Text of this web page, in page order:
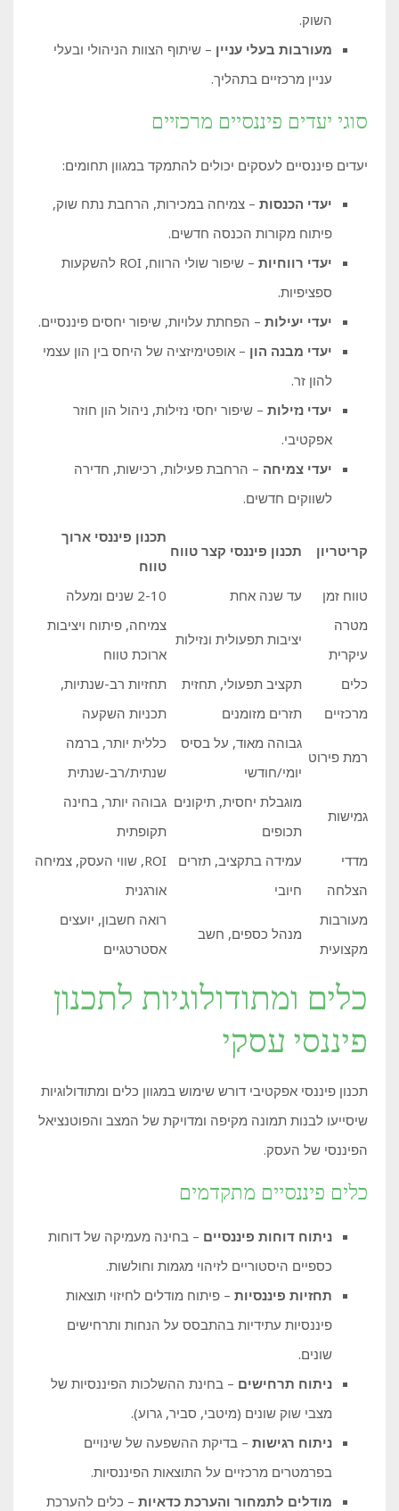
השוק.
מעורבות בעלי עניין – שיתוף הצוות הניהולי ובעלי
עניין מרכזיים בתהליך.
סוגי יעדים פיננסיים מרכזיים
יעדים פיננסיים לעסקים יכולים להתמקד במגוון תחומים:
יעדי הכנסות – צמיחה במכירות, הרחבת נתח שוק,
פיתוח מקורות הכנסה חדשים.
יעדי רווחיות
– שיפור שולי הרווח, ROI להשקעות
ספציפיות.
יעדי יעילות – הפחתת עלויות, שיפור יחסים פיננסיים.
יעדי מבנה הון – אופטימיזציה של היחס בין הון עצמי
להון זר.
יעדי נזילות – שיפור יחסי נזילות, ניהול הון חוזר
אפקטיבי.
יעדי צמיחה – הרחבת פעילות, רכישות, חדירה
לשווקים חדשים.
קריטריון תכנון פיננסי קצר טווח
תכנון פיננסי ארוך
טווח
טווח זמן
עד שנה אחת
2-10 שנים ומעלה
מטרה
עיקרית
יציבות תפעולית ונזילות
צמיחה, פיתוח ויציבות
ארוכת טווח
כלים
מרכזיים
תקציב תפעולי, תחזית
תזרים מזומנים
תחזיות רב-שנתיות,
תכניות השקעה
רמת פירוט
גבוהה מאוד, על בסיס
יומי/חודשי
כללית יותר, ברמה
שנתית/רב-שנתית
גמישות
מוגבלת יחסית, תיקונים
תכופים
גבוהה יותר, בחינה
תקופתית
מדדי
הצלחה
עמידה בתקציב, תזרים
חיובי
ROI, שווי העסק, צמיחה
אורגנית
מעורבות
מקצועית
מנהל כספים, חשב
רואה חשבון, יועצים
אסטרטגיים
כלים ומתודולוגיות לתכנון
פיננסי עסקי
תכנון פיננסי אפקטיבי דורש שימוש במגוון כלים ומתודולוגיות
שיסייעו לבנות תמונה מקיפה ומדויקת של המצב והפוטנציאל
הפיננסי של העסק.
כלים פיננסיים מתקדמים
ניתוח דוחות פיננסיים – בחינה מעמיקה של דוחות
כספיים היסטוריים לזיהוי מגמות וחולשות.
תחזיות פיננסיות – פיתוח מודלים לחיזוי תוצאות
פיננסיות עתידיות בהתבסס על הנחות ותרחישים
שונים.
ניתוח תרחישים – בחינת ההשלכות הפיננסיות של
מצבי שוק שונים (מיטבי, סביר, גרוע).
ניתוח רגישות – בדיקת ההשפעה של שינויים
בפרמטרים מרכזיים על התוצאות הפיננסיות.
מודלים לתמחור והערכת כדאיות – כלים להערכת